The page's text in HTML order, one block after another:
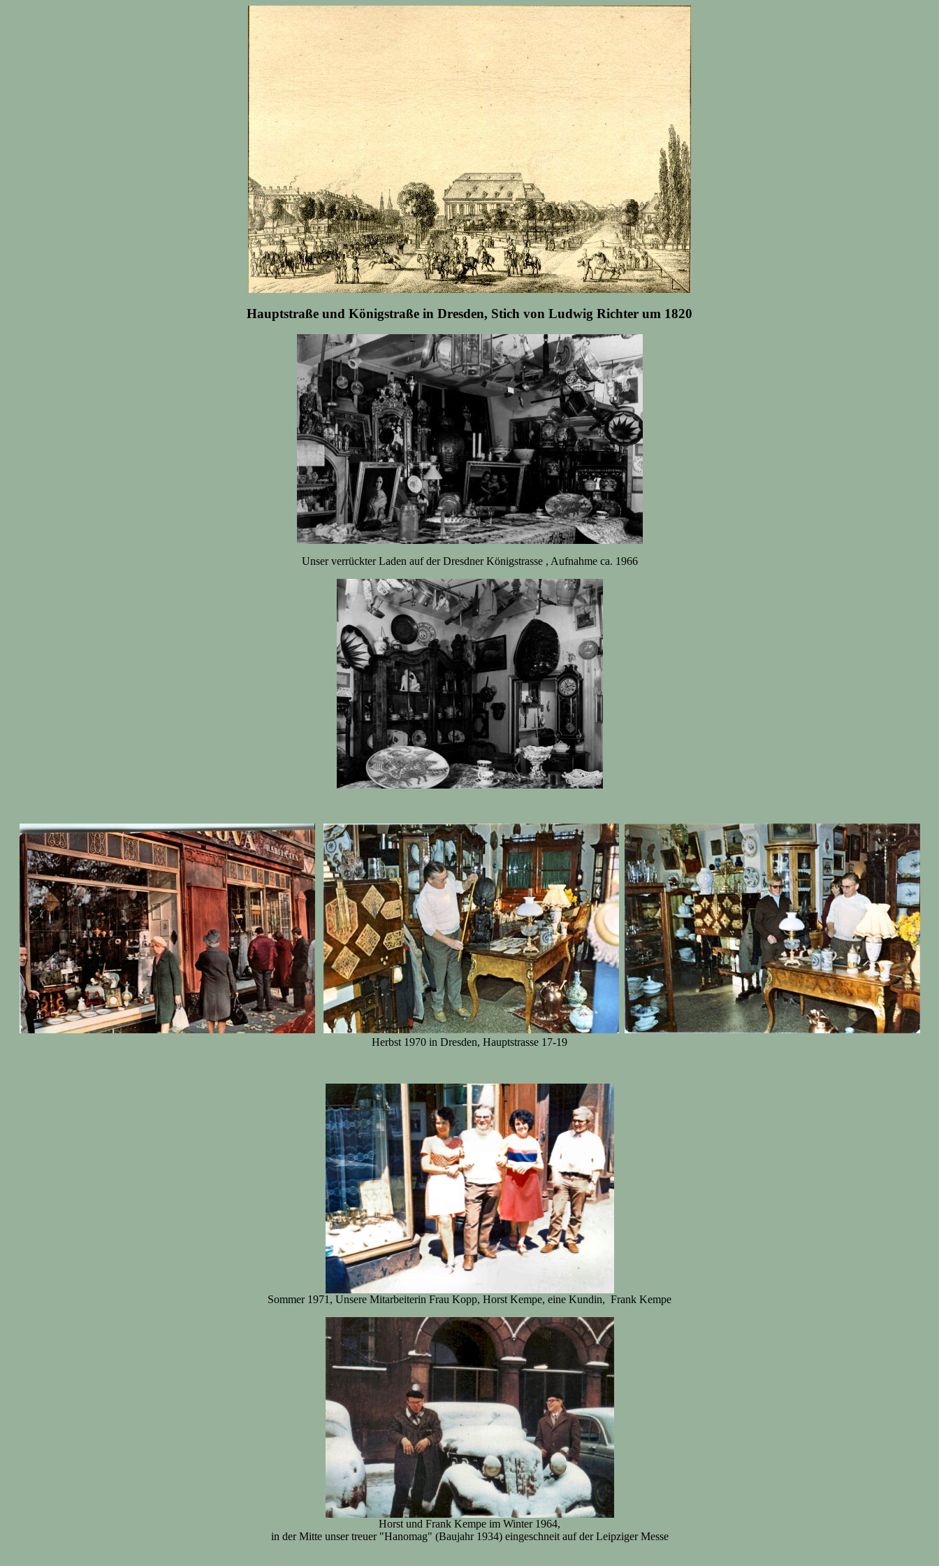
Hauptstraße und Königstraße in Dresden, Stich von Ludwig Richter um 1820
Unser verrückter Laden auf der Dresdner Königstrasse , Aufnahme ca. 1966
Herbst 1970 in Dresden, Hauptstrasse 17-19
Sommer 1971, Unsere Mitarbeiterin Frau Kopp, Horst Kempe, eine Kundin, Frank Kempe
Horst und Frank Kempe im Winter 1964,
in der Mitte unser treuer "Hanomag" (Baujahr 1934) eingeschneit auf der Leipziger Messe